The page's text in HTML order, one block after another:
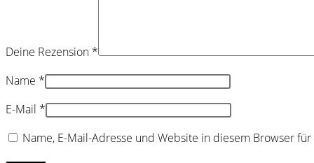
Deine Rezension *
Name *
E-Mail *
Name, E-Mail-Adresse und Website in diesem Browser